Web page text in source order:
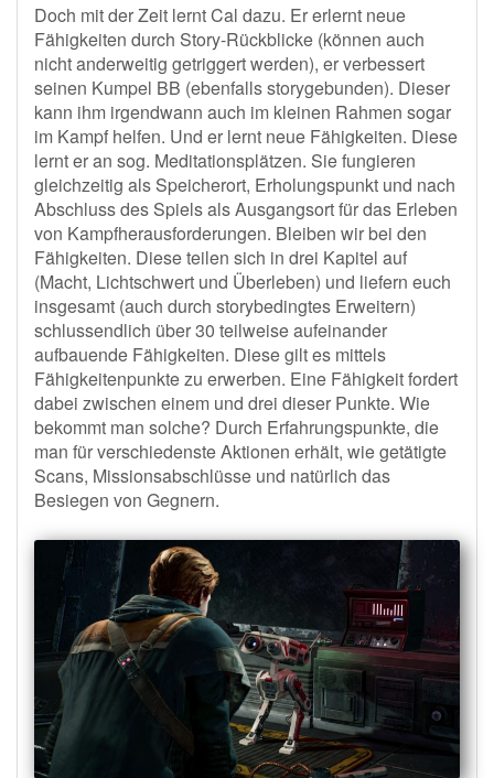
Doch mit der Zeit lernt Cal dazu. Er erlernt neue
Fähigkeiten durch Story-Rückblicke (können auch
nicht anderweitig getriggert werden), er verbessert
seinen Kumpel BB (ebenfalls storygebunden). Dieser
kann ihm irgendwann auch im kleinen Rahmen sogar
im Kampf helfen. Und er lernt neue Fähigkeiten. Diese
lernt er an sog. Meditationsplätzen. Sie fungieren
gleichzeitig als Speicherort, Erholungspunkt und nach
Abschluss des Spiels als Ausgangsort für das Erleben
von Kampfherausforderungen. Bleiben wir bei den
Fähigkeiten. Diese teilen sich in drei Kapitel auf
(Macht, Lichtschwert und Überleben) und liefern euch
insgesamt (auch durch storybedingtes Erweitern)
schlussendlich über 30 teilweise aufeinander
aufbauende Fähigkeiten. Diese gilt es mittels
Fähigkeitenpunkte zu erwerben. Eine Fähigkeit fordert
dabei zwischen einem und drei dieser Punkte. Wie
bekommt man solche? Durch Erfahrungspunkte, die
man für verschiedenste Aktionen erhält, wie getätigte
Scans, Missionsabschlüsse und natürlich das
Besiegen von Gegnern.